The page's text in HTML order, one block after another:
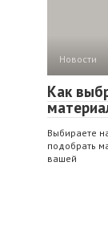
Новости
Как
Выбираете
подобрать
вашей